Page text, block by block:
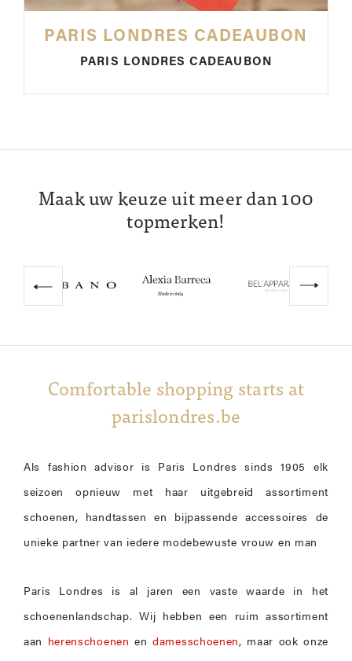
PARIS LONDRES CADEAUBON
PARIS LONDRES CADEAUBON
Maak uw keuze uit meer dan 100
topmerken!
Comfortable shopping starts at
parislondres.be
Als fashion advisor is Paris Londres sinds 1905 elk
seizoen opnieuw met haar uitgebreid assortiment
schoenen, handtassen en bijpassende accessoires de
unieke partner van iedere modebewuste vrouw en man
Paris Londres is al jaren een vaste waarde in het
schoenenlandschap. Wij hebben een ruim assortiment
aan herenschoenen endamesschoenen, maar ook onze